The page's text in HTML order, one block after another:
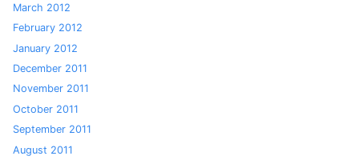
March 2012
February 2012
January 2012
December 2011
November 2011
October 2011
September 2011
August 2011